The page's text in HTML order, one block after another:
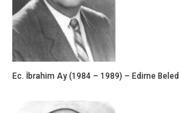
Ec. İbrahim Ay (1984 – 1989) – Edirne